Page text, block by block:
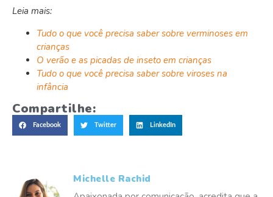
Leia mais:
Tudo o que você precisa saber sobre verminoses em
crianças
O verão e as picadas de inseto em crianças
Tudo o que você precisa saber sobre viroses na
infância
Compartilhe:
Facebook Twitter LinkedIn
Michelle Rachid